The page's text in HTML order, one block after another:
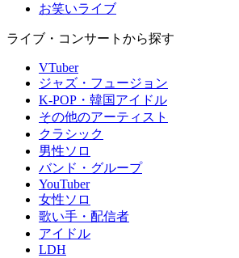
お笑いライブ
ライブ・コンサートから探す
VTuber
ジャズ・フュージョン
K-POP・韓国アイドル
その他のアーティスト
クラシック
男性ソロ
バンド・グループ
YouTuber
女性ソロ
歌い手・配信者
アイドル
LDH